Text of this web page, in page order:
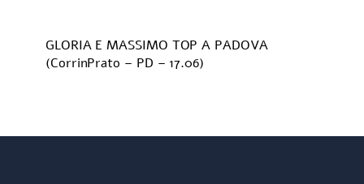
GLORIA E MASSIMO TOP A PADOVA
(CorrinPrato – PD – 17.06)